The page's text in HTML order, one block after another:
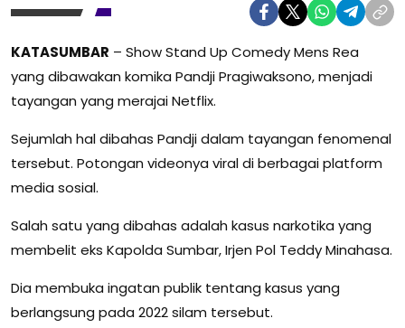
KATASUMBAR – Show Stand Up Comedy Mens Rea
yang dibawakan komika Pandji Pragiwaksono, menjadi
tayangan yang merajai Netflix.
Sejumlah hal dibahas Pandji dalam tayangan fenomenal
tersebut. Potongan videonya viral di berbagai platform
media sosial.
Salah satu yang dibahas adalah kasus narkotika yang
membelit eks Kapolda Sumbar, Irjen Pol Teddy Minahasa.
Dia membuka ingatan publik tentang kasus yang
berlangsung pada 2022 silam tersebut.